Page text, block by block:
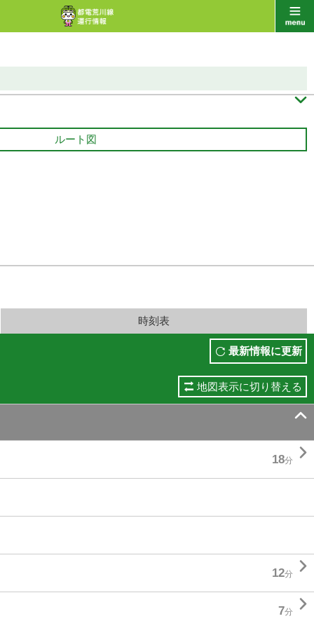

ルート図
時刻表
最新情報に更新
地図表示に切り替える

18分 
12分 
7分 